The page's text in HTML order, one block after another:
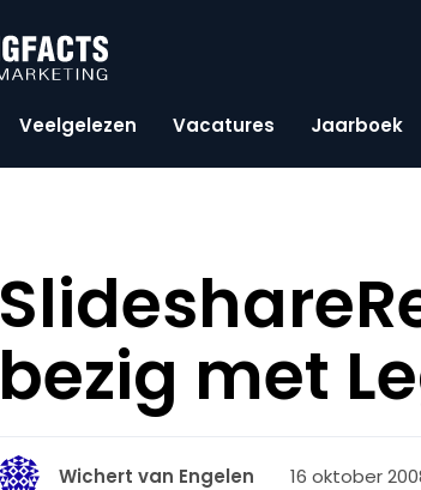
Veelgelezen Vacatures Jaarboek
bezig met
Wichert van Engelen 16 oktober